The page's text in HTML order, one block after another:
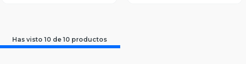
Has visto 10 de 10 productos